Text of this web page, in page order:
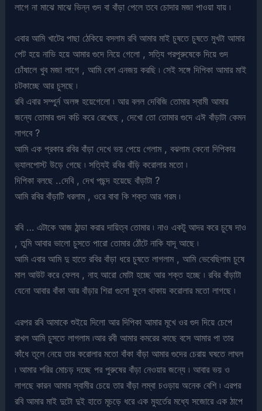
লাগে না মাঝে মাঝে ভিন্ন গুদ বা বাঁড়া পেলে তবে চোদার মজা পাওয়া যায় ৷
এবার আমি খাটের পাছা ঠেকিয়ে বসলাম রবি আমার মাই চুষতে চুষতে মুখটা আমার
পেট হয়ে নাভি হয়ে আমার গুদে নিয়ে গেলো , সত্যি পরপুরুষেকে দিয়ে গুদ
চোঁষালে খুব মজা লাগে , আমি বেশ এনজয় করছি ৷ সেই সঙ্গে দিপিকা আমার মাই
চটকাচ্ছে আর চুসছে ৷
রবি এবার সম্পুর্ন অলঙ্গ হয়েগেলো ৷ আর বলল দেবিজি তোমার স্বামী আমার
জন্যে তোমার গুদ কচি করে রেখেছে , দেখো তো তোমার গুদে এঈ বাঁড়াটা কেমন
লাগবে ?
আমি এক প্রকার রবির বাঁড়া দেখে ভয় পেয়ে গেলাম , বঝলাম কেনো দিপিকার
ভ্যালপোস্ট উড়ে গেছে ৷ সত্যিই রবির বাঁড়ি করোলার মতো ৷
দিপিকা বলছে ..দেবি , দেখ পছন্দ হয়েছে বাঁড়াটা ?
আমি রবির বাঁড়াটি ধরলাম , ওরে বাবা কি শক্ত আর গরম ৷
রবি … এটাকে আজ ঠান্ডা করার দায়িত্ব তোমার ৷ নাও একটু আদর করে চুষে দাও
, তুমি আবার ভালো চুসতে পারো তোমার ঠোঁটে নাকি যাদূ আছে ৷
আমি এবার আমি দু হাতে রবির বাঁড়া ধরে চুষতে লাগলাম , আমি ভেবেছিলাম চুষে
মাল আউট করে ফেলব , নাহ আরো মোটা হচ্ছে আর শক্ত হচ্ছে ৷ রবির বাঁড়াটা
যেনো আবার বাঁকা আর বাঁড়ার শিরা গুলো ফুলে থাকায় করোলার মতো লাগছে ৷
এরপর রবি আমাকে শুইয়ে দিলো আর দিপিকা আমার মূখে ওর গুদ দিয়ে চেপে
রাখল আমি চুসতে লাগলাম ৷আর রবী আমার কমরের কাছে বসে আমার পা তার
কাঁধে তূলে নেয়ে তার করোলার মতো বাঁকা বাঁড়া আমার গুদের চেরায় ঘষতে লাঘল
৷ আমার শরির মোচড় দচ্ছে পর পুরুষের বাঁড়া নেওয়ার জন্যে ৷ আবার ভয় ও
লাগছে কারন আমার স্বামীর চেয়ে তার বাঁড়া লম্বা চওড়ায় অনেক বেশি ৷ এরপর
রবি আমার মাই দুটো দুই হাতে মূচড়ে ধরে এক মুহর্তের মধ্যে সজোরে এক ঠাপে